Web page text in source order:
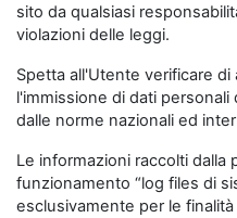
sito da qualsiasi
violazioni delle leggi.
Spetta all'Utente verificare
l'immissione di dati
dalle norme nazionali ed
Le informazioni raccolti
funzionamento “log files di
esclusivamente per le